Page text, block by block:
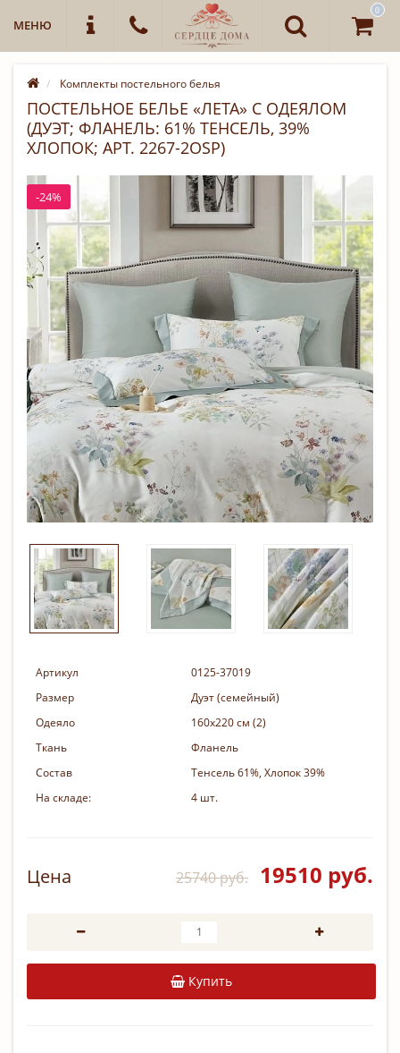
МЕНЮ
0
Комплекты постельного белья
ПОСТЕЛЬНОЕ БЕЛЬЕ «ЛЕТА» С ОДЕЯЛОМ
(ДУЭТ; ФЛАНЕЛЬ: 61% ТЕНСЕЛЬ, 39%
ХЛОПОК; АРТ. 2267-2OSP)
-24%
Артикул
0125-37019
Размер
Дуэт (семейный)
Одеяло
160х220 см (2)
Ткань
Фланель
Состав
Тенсель 61%, Хлопок 39%
На складе:
4 шт.
Цена 25740 руб. 19510 руб.
Купить